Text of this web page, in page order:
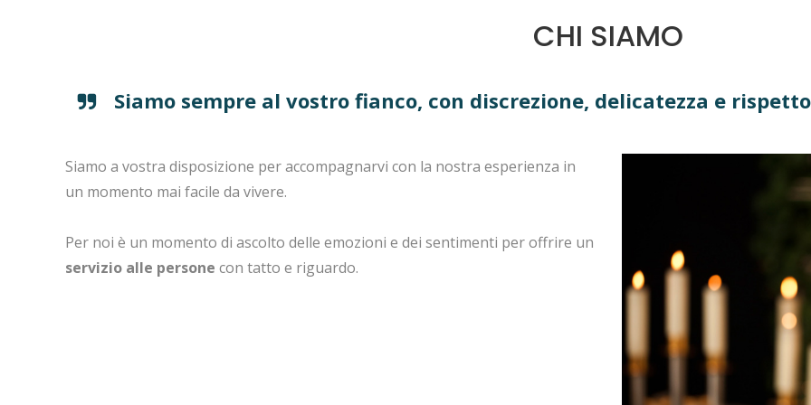
CHI SIAMO
Siamo sempre al vostro fianco, con discrezione, delicatezza e
Siamo a vostra disposizione per accompagnarvi con la nostra esperienza in
un momento mai facile da vivere.
Per noi è un momento di ascolto delle emozioni e dei sentimenti per offrire un
servizio alle persone con tatto e riguardo.